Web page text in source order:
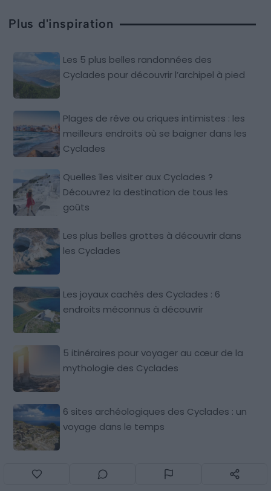
Plus d'inspiration
Les 5 plus belles randonnées des
Cyclades pour découvrir l’archipel à pied
Plages de rêve ou criques intimistes : les
meilleurs endroits où se baigner dans les
Cyclades
Quelles îles visiter aux Cyclades ?
Découvrez la destination de tous les
goûts
Les plus belles grottes à découvrir dans
les Cyclades
Les joyaux cachés des Cyclades : 6
endroits méconnus à découvrir
5 itinéraires pour voyager au cœur de la
mythologie des Cyclades
6 sites archéologiques des Cyclades : un
voyage dans le temps
Les plus belles plages à connaître dans